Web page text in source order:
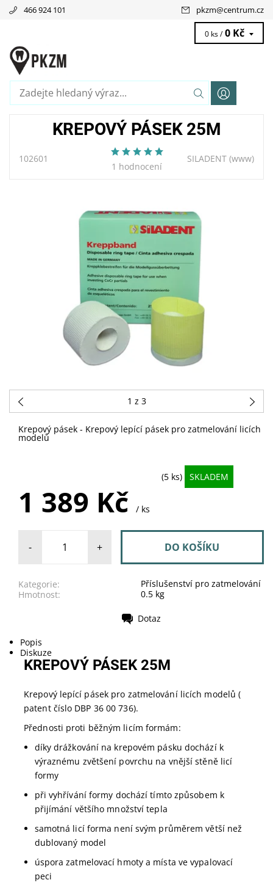
466 924 101 pkzm@centrum.cz
0 ks / 0 Kč
KREPOVÝ PÁSEK 25M
102601
1 hodnocení
SILADENT (www)
1 z 3
Krepový pásek - Krepový lepící pásek pro zatmelování licích
modelů
(5 ks) SKLADEM
1 389 Kč / ks
- +
Kategorie:
Příslušenství pro zatmelování
Hmotnost:
0.5 kg
Dotaz
Popis
Diskuze
KREPOVÝ PÁSEK 25M
Krepový lepící pásek pro zatmelování licích modelů (
patent číslo DBP 36 00 736).
Přednosti proti běžným licím formám:
díky drážkování na krepovém pásku dochází k
výraznému zvětšení povrchu na vnější stěně licí
formy
při vyhřívání formy dochází tímto způsobem k
přijímání většího množství tepla
samotná licí forma není svým průměrem větší než
dublovaný model
úspora zatmelovací hmoty a místa ve vypalovací
peci